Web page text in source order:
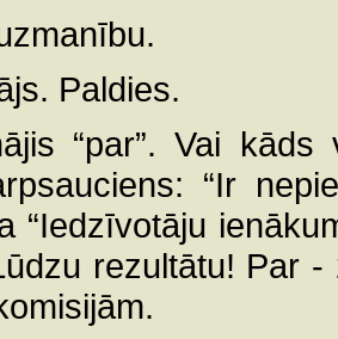
Paldies.
“par”. Vai kāds
“Ir
“Iedzīvotāju
rezultātu! Par